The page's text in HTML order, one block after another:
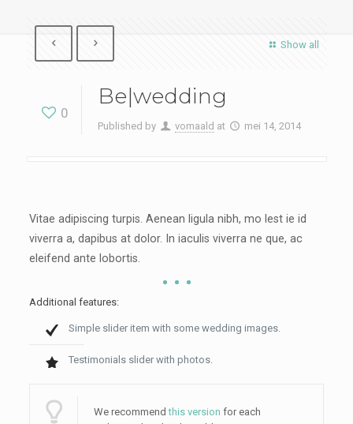
Show all
0
Be|wedding
Published by vomaald at mei 14, 2014
Vitae adipiscing turpis. Aenean ligula nibh, mo lest ie id
viverra a, dapibus at dolor. In iaculis viverra ne que, ac
eleifend ante lobortis.
Additional features:
Simple slider item with some wedding images.
Testimonials slider with photos.
We recommendthis version for each